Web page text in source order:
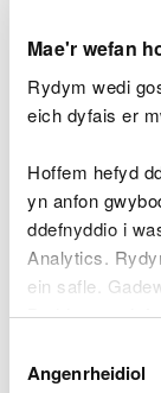
Mae'r wefan
Rydym wedi
eich dyfais er
Hoffem hefyd
yn anfon
ddefnyddio i
Analytics.
ein safle.
Byddwn yn
Gellirdarllen
Caniatâd
Angenrheidiol
Cynon i’r
Taf.
fuddion
Cyfleoedd
BikePark
Adfer
coetiroedd
a chynnal
Gwneud